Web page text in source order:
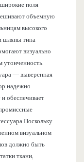
поля
объемную
высокого
шляпы типа
визуально
утонченность.
— выверенная
надежно
обеспечивает
Поскольку
визуальном
должно быть
ткани,